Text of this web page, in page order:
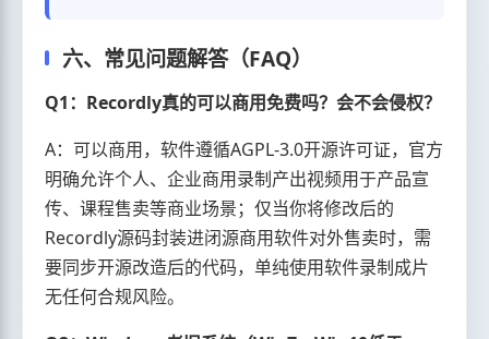
六、常见问题解答（FAQ）
Q1：Recordly真的可以商用免费吗？会不会侵权？
A：可以商用，软件遵循AGPL-3.0开源许可证，官方
明确允许个人、企业商用录制产出视频用于产品宣
传、课程售卖等商业场景；仅当你将修改后的
Recordly源码封装进闭源商用软件对外售卖时，需
要同步开源改造后的代码，单纯使用软件录制成片
无任何合规风险。